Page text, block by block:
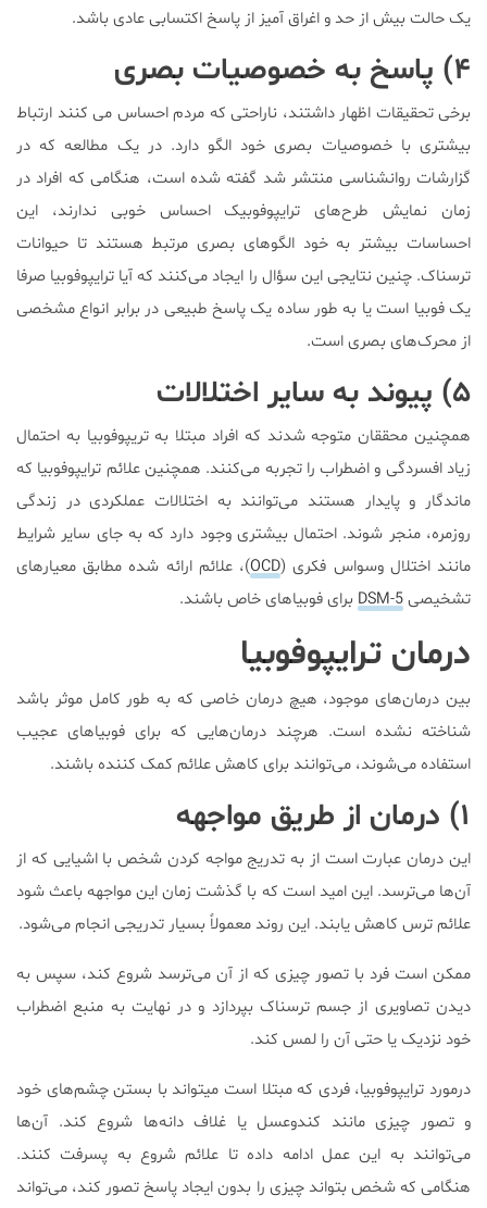
یک حالت بیش از حد و اغراق آمیز از پاسخ اکتسابی عادی باشد.
۴) پاسخ به خصوصیات بصری
برخی تحقیقات اظهار داشتند، ناراحتی که مردم احساس می کنند ارتباط
بیشتری با خصوصیات بصری خود الگو دارد. در یک مطالعه که در
گزارشات روانشناسی منتشر شد گفته شده است، هنگامی که افراد در
زمان نمایش طرح‌های ترایپوفوبیک احساس خوبی ندارند، این
احساسات بیشتر به خود الگو‌های بصری مرتبط هستند تا حیوانات
ترسناک. چنین نتایجی این سؤال را ایجاد می‌کنند که آیا ترایپوفوبیا صرفا
یک فوبیا است یا به طور ساده یک پاسخ طبیعی در برابر انواع مشخصی
از محرک‌های بصری است.
۵) پیوند به سایر اختلالات
همچنین محققان متوجه شدند که افراد مبتلا به تریپوفوبیا به احتمال
زیاد افسردگی و اضطراب را تجربه می‌کنند. همچنین علائم ترایپوفوبیا که
ماندگار و پایدار هستند می‌توانند به اختلالات عملکردی در زندگی
روزمره، منجر شوند. احتمال بیشتری وجود دارد که به جای سایر شرایط
مانند اختلال وسواس فکری (OCD)، علائم ارائه شده مطابق معیارهای
تشخیصیDSM-5 برای فوبیا‌های خاص باشند.
درمان ترایپوفوبیا
بین درمان‌های موجود، هیچ درمان خاصی که به طور کامل موثر باشد
شناخته نشده است. هرچند درمان‌هایی که برای فوبیا‌های عجیب
استفاده می‌شوند، می‌توانند برای کاهش علائم کمک کننده باشند.
۱) درمان از طریق مواجهه
این درمان عبارت است از به تدریج مواجه کردن شخص با اشیایی که از
آن‌ها می‌ترسد. این امید است که با گذشت زمان این مواجهه باعث شود
علائم ترس کاهش یابند. این روند معمولاً بسیار تدریجی انجام می‌شود.
ممکن است فرد با تصور چیزی که از آن می‌ترسد شروع کند، سپس به
دیدن تصاویری از جسم ترسناک بپردازد و در نهایت به منبع اضطراب
خود نزدیک یا حتی آن را لمس کند.
درمورد ترایپوفوبیا، فردی که مبتلا است میتواند با بستن چشم‌های خود
و تصور چیزی مانند کندو‌عسل یا غلاف دانه‌ها شروع کند. آن‌ها
می‌توانند به این عمل ادامه داده تا علائم شروع به پسرفت کنند.
هنگامی که شخص بتواند چیزی را بدون ایجاد پاسخ تصور کند، می‌تواند